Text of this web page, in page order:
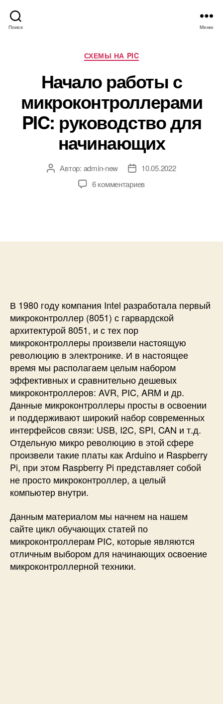
Поиск Меню
Р
у
б
р
и
к
и
СХЕМЫ НА PIC
Начало работы с
микроконтроллерами
PIC: руководство для
начинающих
А
п
Автор: admin-new
Д
т
и
10.05.2022
6 комментариевк
л
о
р
б
о
т
ы
с
м
и
к
р
о
к
о
н
о
л
л
е
р
В 1980 году компания Intel разработала первый
микроконтроллер (8051) с гарвардской
архитектурой 8051, и с тех пор
микроконтроллеры произвели настоящую
революцию в электронике. И в настоящее
время мы располагаем целым набором
эффективных и сравнительно дешевых
микроконтроллеров: AVR, PIC, ARM и др.
Данные микроконтроллеры просты в освоении
и поддерживают широкий набор современных
интерфейсов связи: USB, I2C, SPI, CAN и т.д.
Отдельную микро революцию в этой сфере
произвели такие платы как Arduino и Raspberry
Pi, при этом Raspberry Pi представляет собой
не просто микроконтроллер, а целый
компьютер внутри.
Данным материалом мы начнем на нашем
сайте цикл обучающих статей по
микроконтроллерам PIC, которые являются
отличным выбором для начинающих освоение
микроконтроллерной техники.